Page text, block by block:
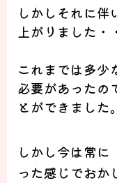
しかしそれに伴
上がりました・
これまでは多少
必要があったの
とができました。
しかし今は常に
った感じでおか